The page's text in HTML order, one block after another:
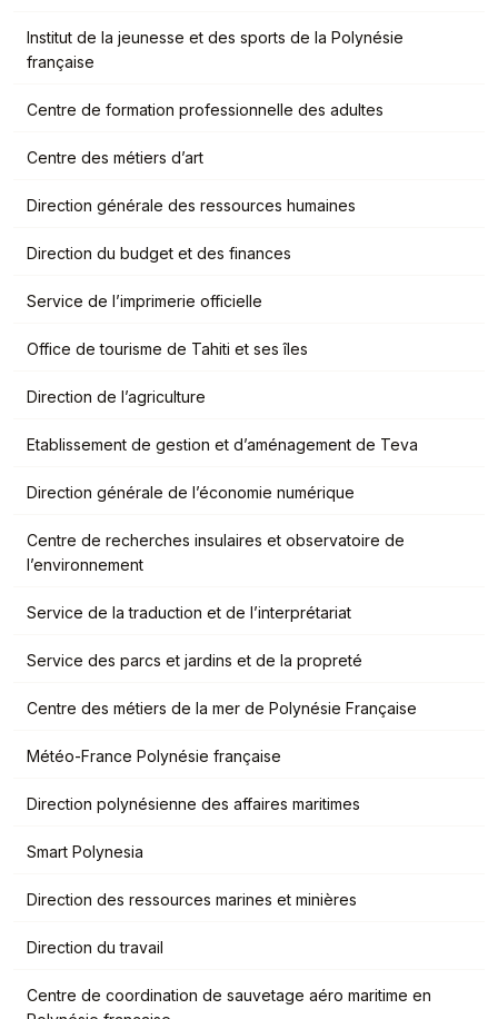
Institut de la jeunesse et des sports de la Polynésie
française
Centre de formation professionnelle des adultes
Centre des métiers d’art
Direction générale des ressources humaines
Direction du budget et des finances
Service de l’imprimerie officielle
Office de tourisme de Tahiti et ses îles
Direction de l’agriculture
Etablissement de gestion et d’aménagement de Teva
Direction générale de l’économie numérique
Centre de recherches insulaires et observatoire de
l’environnement
Service de la traduction et de l’interprétariat
Service des parcs et jardins et de la propreté
Centre des métiers de la mer de Polynésie Française
Météo-France Polynésie française
Direction polynésienne des affaires maritimes
Smart Polynesia
Direction des ressources marines et minières
Direction du travail
Centre de coordination de sauvetage aéro maritime en